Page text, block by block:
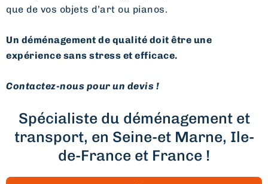
que de vos objets d’art ou pianos.
Un déménagement de qualité doit être une
expérience sans stress et efficace.
Contactez-nous pour un devis !
Spécialiste du déménagement et
transport, en Seine-et Marne, Ile-
de-France et France !